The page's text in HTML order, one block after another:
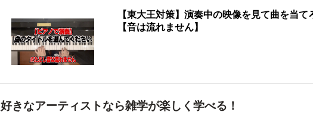
【東大王対策】演奏中の映像を見て曲を当て
【音は流れません】
好きなアーティストなら雑学が楽しく学べる！